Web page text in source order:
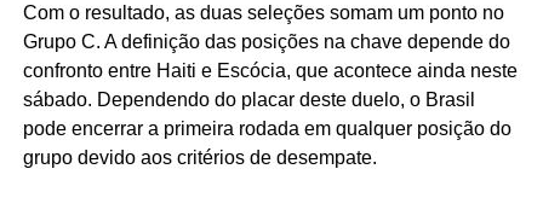
Com o resultado, as duas seleções somam um ponto no
Grupo C. A definição das posições na chave depende do
confronto entre Haiti e Escócia, que acontece ainda neste
sábado. Dependendo do placar deste duelo, o Brasil
pode encerrar a primeira rodada em qualquer posição do
grupo devido aos critérios de desempate.